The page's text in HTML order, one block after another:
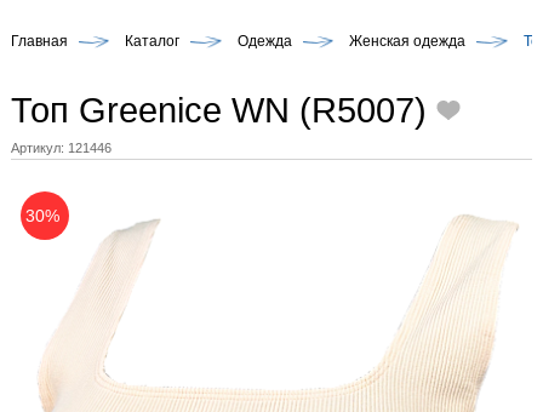
Главная Каталог Одежда Женская одежда
Топ Greenice WN (R5007)
Артикул: 121446
30%